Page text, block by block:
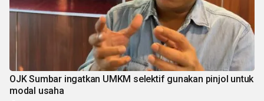
OJK Sumbar ingatkan UMKM selektif gunakan pinjol untuk
modal usaha